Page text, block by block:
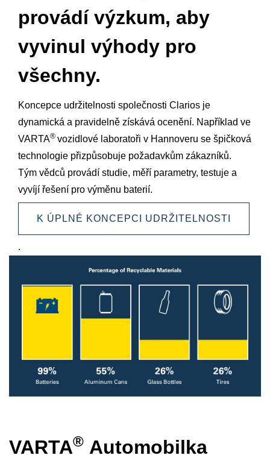
provádí výzkum, aby
vyvinul výhody pro
všechny.
Koncepce udržitelnosti společnosti Clarios je
dynamická a pravidelně získává ocenění. Například ve
VARTA® vozidlové laboratoři v Hannoveru se špičková
technologie přizpůsobuje požadavkům zákazníků.
Tým vědců provádí studie, měří parametry, testuje a
vyvíjí řešení pro výměnu baterií.
K ÚPLNÉ KONCEPCI UDRŽITELNOSTI
.
VARTA® Automobilka